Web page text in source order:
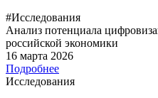
#Исследования
Анализ потенциала
российской экономики
16 марта 2026
Подробнее
Исследования